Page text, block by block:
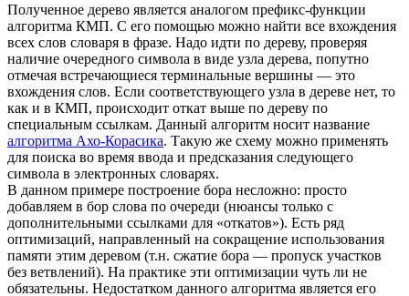
Полученное дерево является аналогом префикс-функции
алгоритма КМП. С его помощью можно найти все вхождения
всех слов словаря в фразе. Надо идти по дереву, проверяя
наличие очередного символа в виде узла дерева, попутно
отмечая встречающиеся терминальные вершины — это
вхождения слов. Если соответствующего узла в дереве нет, то
как и в КМП, происходит откат выше по дереву по
специальным ссылкам. Данный алгоритм носит название
алгоритма Ахо-Корасика. Такую же схему можно применять
для поиска во время ввода и предсказания следующего
символа в электронных словарях.
В данном примере построение бора несложно: просто
добавляем в бор слова по очереди (нюансы только с
дополнительными ссылками для «откатов»). Есть ряд
оптимизаций, направленный на сокращение использования
памяти этим деревом (т.н. сжатие бора — пропуск участков
без ветвлений). На практике эти оптимизации чуть ли не
обязательны. Недостатком данного алгоритма является его